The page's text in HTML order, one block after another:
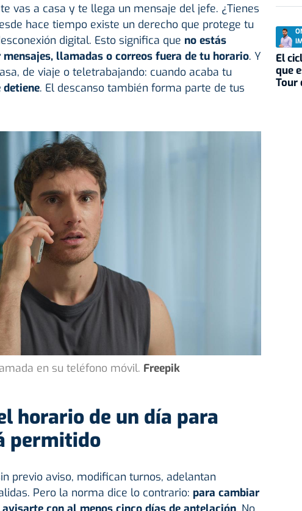
vas a casa y te llega un mensaje del jefe. ¿Tienes
hace tiempo existe un derecho que protege tu
digital. Esto significa que no estás
llamadas o correos fuera de tu horario. Y
de viaje o teletrabajando: cuando acaba tu
. El descanso también forma parte de tus
en su teléfono móvil. Freepik
horario de un día para
permitido
previo aviso, modifican turnos, adelantan
Pero la norma dice lo contrario: para cambiar
El
que
Tour